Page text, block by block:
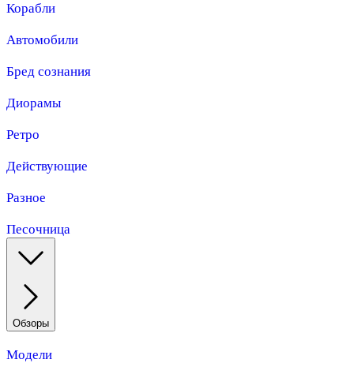
Корабли
Автомобили
Бред сознания
Диорамы
Ретро
Действующие
Разное
Песочница
Обзоры
Модели